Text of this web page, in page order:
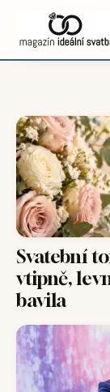
Svatební
vtipně,
bavila